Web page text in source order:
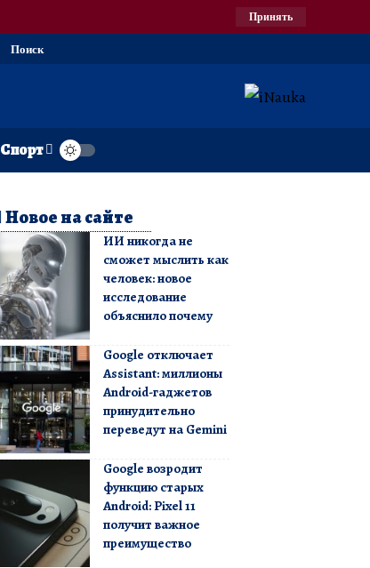
Принять
Поиск
Спорт
Новое на сайте
ИИ никогда не
сможет мыслить как
человек: новое
исследование
объяснило почему
Google отключает
Assistant: миллионы
Android-гаджетов
принудительно
переведут на Gemini
Google возродит
функцию старых
Android: Pixel 11
получит важное
преимущество